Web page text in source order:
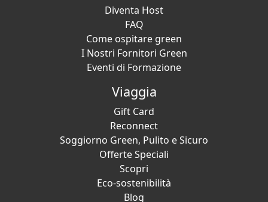
Diventa Host
FAQ
Come ospitare green
I Nostri Fornitori Green
Eventi di Formazione
Viaggia
Gift Card
Reconnect
Soggiorno Green, Pulito e Sicuro
Offerte Speciali
Scopri
Eco-sostenibilità
Blog